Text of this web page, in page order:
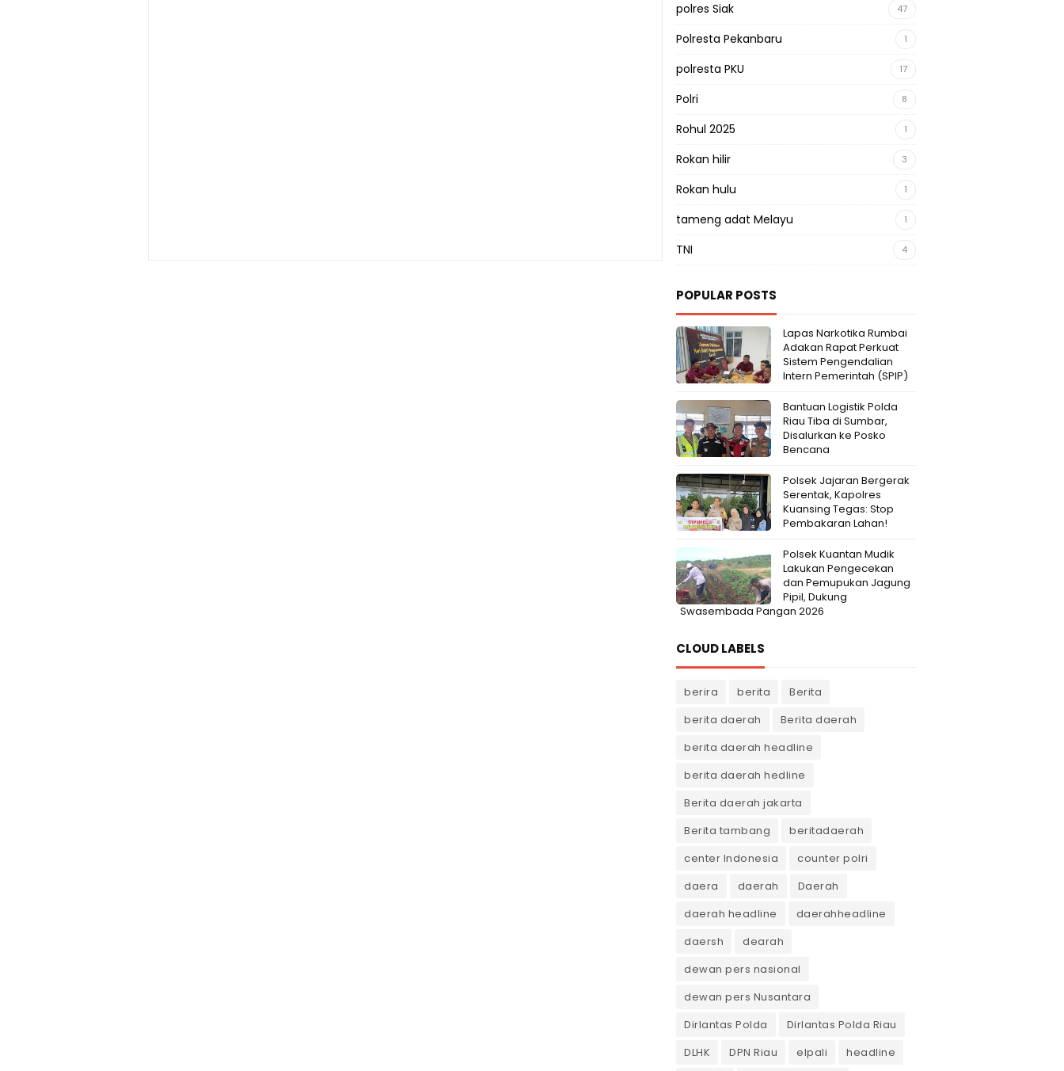
polres Siak 47
Polresta Pekanbaru 1
polresta PKU 17
Polri 8
Rohul 2025 1
Rokan hilir 3
Rokan hulu 1
tameng adat Melayu 1
TNI 4
POPULAR POSTS
Lapas Narkotika Rumbai
Adakan Rapat Perkuat
Sistem Pengendalian
Intern Pemerintah (SPIP)
Bantuan Logistik Polda
Riau Tiba di Sumbar,
Disalurkan ke Posko
Bencana
Polsek Jajaran Bergerak
Serentak, Kapolres
Kuansing Tegas: Stop
Pembakaran Lahan!
Polsek Kuantan Mudik
Lakukan Pengecekan
dan Pemupukan Jagung
Pipil, Dukung
Swasembada Pangan 2026
CLOUD LABELS
berira berita
Berita
berita daerah
Berita daerah
berita daerah headline
berita daerah hedline
Berita daerah jakarta
Berita tambang
beritadaerah
center Indonesia
counter polri
daera
daerah
Daerah
daerah headline
daerahheadline
daersh
dearah
dewan pers nasional
dewan pers Nusantara
Dirlantas Polda
Dirlantas Polda Riau
DLHK
DPN Riau elpali headline